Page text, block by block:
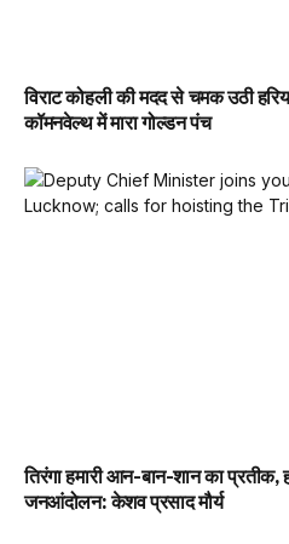
विराट कोहली की मदद से चमक उठी
कॉमनवेल्थ में मारा गोल्डन पंच
तिरंगा हमारी आन-बान-शान का प्रतीक,
जनआंदोलन: केशव प्रसाद मौर्य